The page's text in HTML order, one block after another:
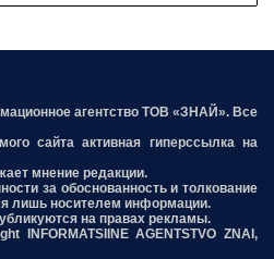
агентство ТОВ «ЗНАЙ». Все
сайта активная гиперссылка на
мнение редакции.
за обоснованность и толкование
лишь носителем информации.
на правах рекламы.
INFORMATSIINE AGENTSTVO ZNAI,